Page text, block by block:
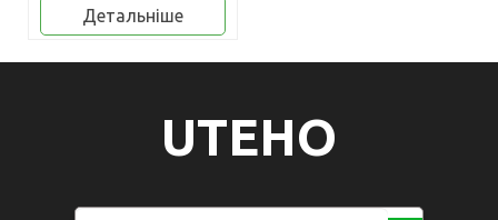
Детальніше
UTEHO